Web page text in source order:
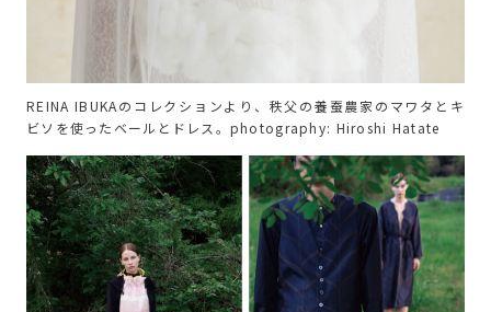
REINA IBUKAのコレクションより、秩父の養蚕農家のマワタとキ
ビソを使ったベールとドレス。photography: Hiroshi Hatate